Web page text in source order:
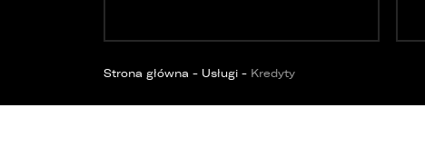
Strona główna - Usługi - Kredyty